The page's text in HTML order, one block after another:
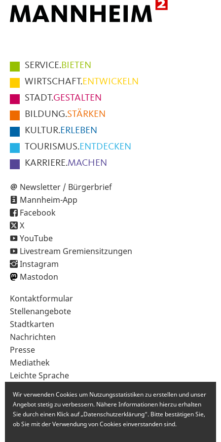
Hauptmenüpunkte
im
Fußbereich
der
Seite
SERVICE.BIETEN
WIRTSCHAFT.ENTWICKELN
STADT.GESTALTEN
BILDUNG.STÄRKEN
KULTUR.ERLEBEN
TOURISMUS.ENTDECKEN
KARRIERE.MACHEN
Newsletter / Bürgerbrief
Mannheim-App
Facebook
X
YouTube
Livestream Gremiensitzungen
Instagram
Mastodon
Sekundärnavigation
im
Fußbereich
Kontaktformular
Stellenangebote
Stadtkarten
Nachrichten
Presse
Mediathek
Leichte Sprache
Wir verwenden Cookies um Nutzungsstatistiken zu erstellen und unser
Angebot stetig zu verbessern. Nähere Informationen hierzu erhalten
Sie durch einen Klick auf „Datenschutzerklärung“. Bitte bestätigen Sie,
ob Sie mit der Verwendung von Cookies einverstanden sind.